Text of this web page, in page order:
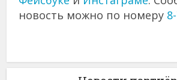
новость можно по номеру